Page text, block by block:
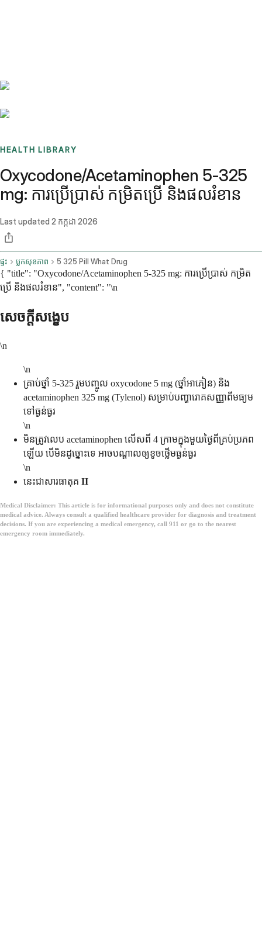
HEALTH LIBRARY
Oxycodone/Acetaminophen 5-325
mg: ការប្រើប្រាស់ កម្រិតប្រើ និងផលរំខាន
Last updated 2 កក្កដា 2026
ផ្ទះ ប្លុកសុខភាព 5 325 Pill What Drug
{ "title": "Oxycodone/Acetaminophen 5-325 mg: ការប្រើប្រាស់ កម្រិត
ប្រើ និងផលរំខាន", "content": "\n
សេចក្តីសង្ខេប
\n
\n
គ្រាប់ថ្នាំ 5-325 រួមបញ្ចូល oxycodone 5 mg (ថ្នាំអាភៀន) និង
acetaminophen 325 mg (Tylenol) សម្រាប់បញ្ហារោគសញ្ញាពីមធ្យម
ទៅធ្ងន់ធ្ងរ
\n
មិនត្រូវលេប acetaminophen លើសពី 4 ក្រាមក្នុងមួយថ្ងៃពីគ្រប់ប្រភព
ឡើយ បើមិនដូច្នោះទេ អាចបណ្តាលឲ្យខូចថ្លើមធ្ងន់ធ្ងរ
\n
នេះជាសារធាតុគ II
Medical Disclaimer: This article is for informational purposes only and does not constitute
medical advice. Always consult a qualified healthcare provider for diagnosis and treatment
decisions. If you are experiencing a medical emergency, call 911 or go to the nearest
emergency room immediately.